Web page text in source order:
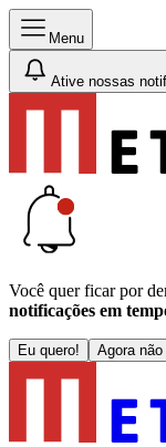
Menu
Ative nossas
Você quer ficar por
notificações em
Eu quero! Agora não